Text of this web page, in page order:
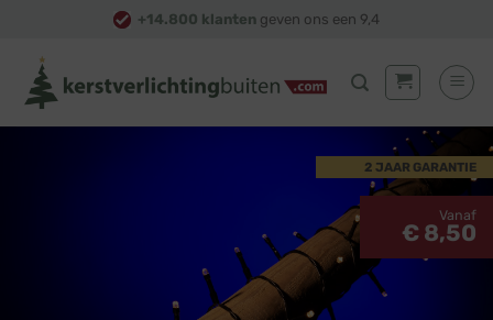
content
+14.800 klanten geven ons een 9,4
2 JAAR GARANTIE
Vanaf
€ 8,50